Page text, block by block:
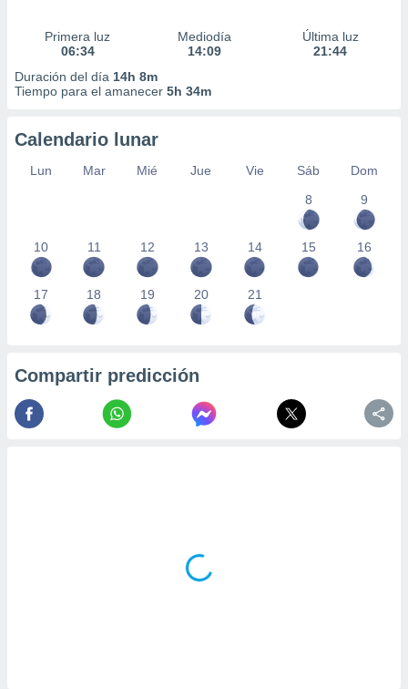
Primera luz
06:34
Mediodía
14:09
Última luz
21:44
Duración del día 14h 8m
Tiempo para el amanecer 5h 34m
Calendario lunar
Lun Mar Mié Jue Vie Sáb
Dom
8
9
10 11 12 13 14 15 16
17 18 19 20 21
Compartir predicción